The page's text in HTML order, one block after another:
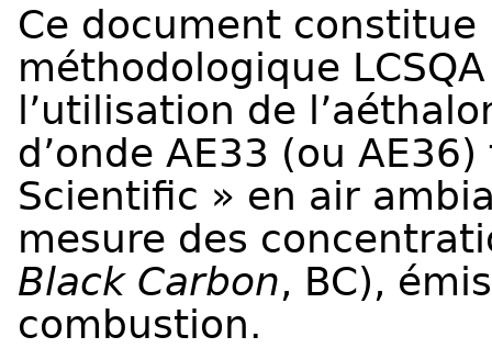
Ce document
méthodologique
l’utilisation de
d’onde AE33 (ou
Scientific » en air
mesure des
Black Carbon, BC),
combustion.